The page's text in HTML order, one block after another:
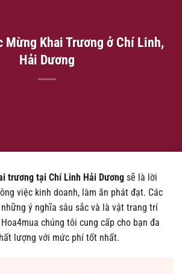
Mừng Khai Trương ở Chí Linh,
Hải Dương
trương tại Chí Linh Hải Dương sẽ là lời
việc kinh doanh, làm ăn phát đạt. Các
ý nghĩa sâu sắc và là vật trang trí
chúng tôi cung cấp cho bạn đa
lượng với mức phí tốt nhất.